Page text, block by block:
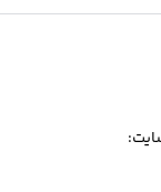
مجموعه از